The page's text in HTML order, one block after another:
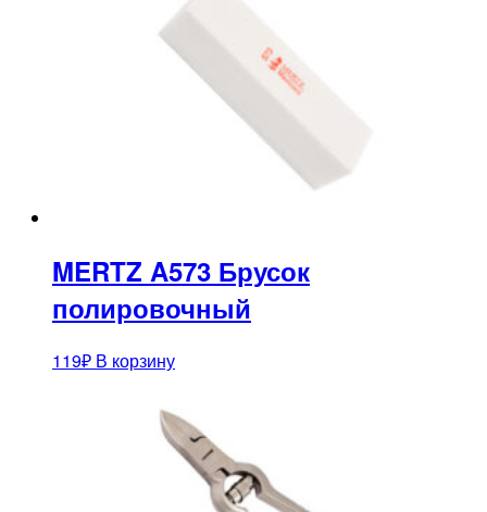
MERTZ A573 Брусок
полировочный
119₽ В корзину